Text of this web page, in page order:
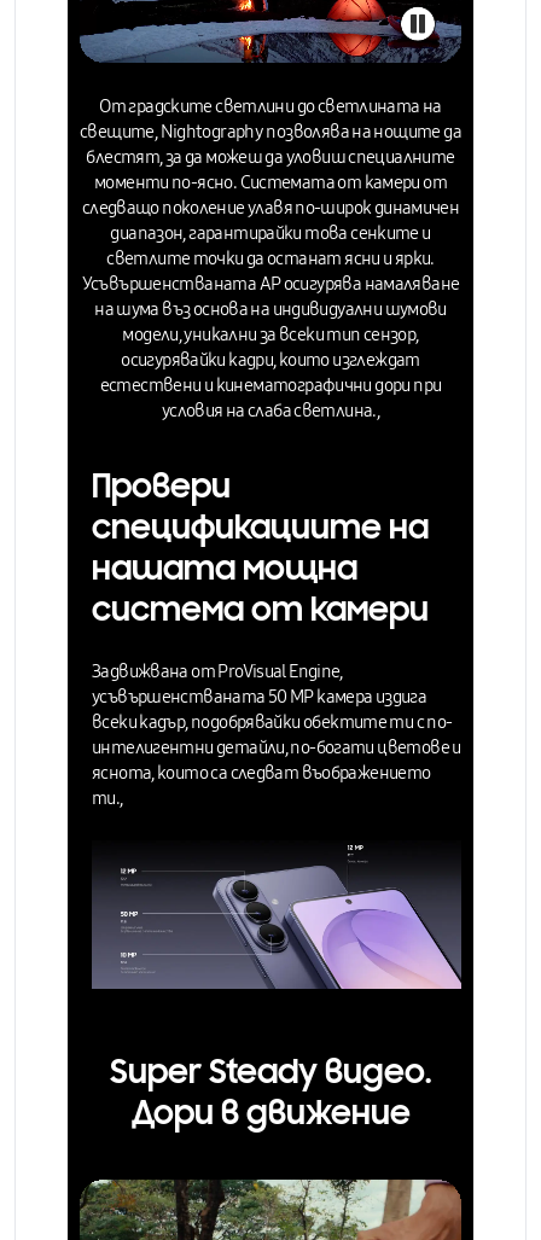
От градските светлини до светлината на
свещите,Nightographyпозволява на нощите да
блестят, за да можеш да уловиш специалните
моменти по-ясно. Системата от камери от
следващо поколение улавя по-широк динамичен
диапазон, гарантирайки товасенките и
светлите точки да останат ясни и ярки.
Усъвършенстваната AP осигурява намаляване
на шума въз основа на индивидуални шумови
модели, уникални за всеки тип сензор,
осигурявайки кадри, които изглеждат
естествени и кинематографични дори при
условия на слаба светлина.,
Провери
спецификациите на
нашата мощна
система от камери
Задвижвана от ProVisual Engine,
усъвършенстваната50 MP камера издига
всеки кадър,подобрявайки обектите ти с по-
интелигентни детайли, по-богати цветове и
яснота, които са следват въображението
ти.,
Super Steady видео.
Дори в движение